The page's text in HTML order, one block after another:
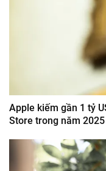
Apple kiếm gần 1 tỷ
Store trong năm 2025